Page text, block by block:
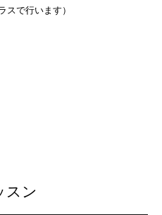
スで行います）
スン